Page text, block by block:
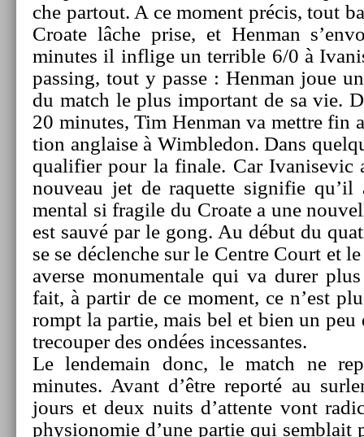
che par­tout. A ce mo­ment précis, tout
Croate lâche prise, et Hen­man
minutes il in­flige un ter­rible 6/0 à
pass­ing, tout y passe : Hen­man joue
du match le plus im­por­tant de sa vie.
20 minutes, Tim Hen­man va mettre fin
tion an­gla­ise à Wimbledon. Dans
qualifi­er pour la fin­ale. Car Ivanisevic
nouveau jet de raquet­te sig­nifie qu’il
ment­al si fragile du Croate a une
est sauvé par le gong. Au début du
se se déclenche sur le Centre Court et
aver­se monumen­tale qui va durer
fait, à par­tir de ce mo­ment, ce n’est
rompt la par­tie, mais bel et bien un
trecoup­er des ondées in­ces­santes.
Le len­demain donc, le match ne
minutes. Avant d’être re­porté au
jours et deux nuits d’at­tente vont
physionomie d’une par­tie qui semblait